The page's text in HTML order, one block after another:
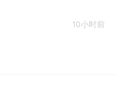
10小时前